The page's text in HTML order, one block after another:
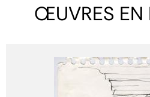
ŒUVRES EN